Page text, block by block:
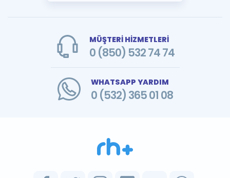
MÜŞTERİ HİZMETLERİ
0 (850) 532 74 74
WHATSAPP YARDIM
0 (532) 365 01 08